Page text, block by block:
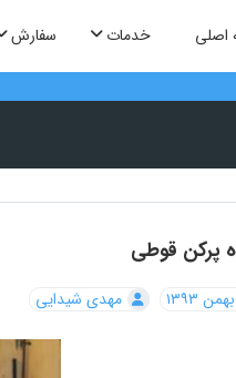
اصلی خدمات سفارش
پرکن قوطی
مهدی شیدایی